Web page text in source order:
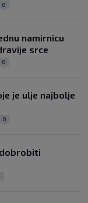
0
namirnicu
srce
0
je ulje najbolje
0